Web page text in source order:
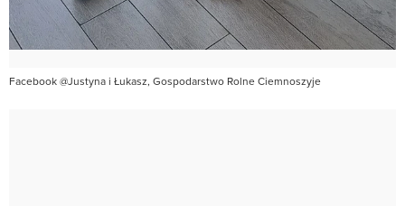
Facebook @Justyna i Łukasz, Gospodarstwo Rolne Ciemnoszyje